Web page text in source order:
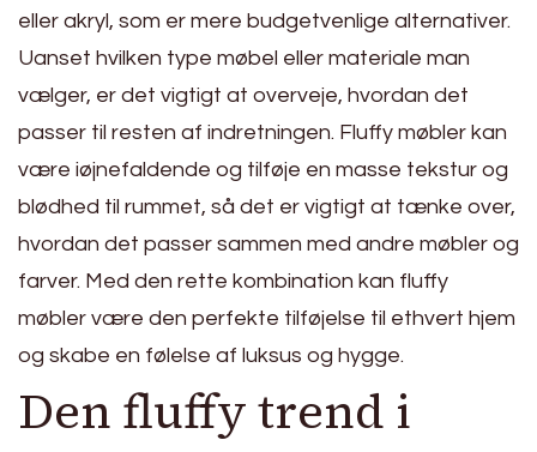
eller akryl, som er mere budgetvenlige alternativer.
Uanset hvilken type møbel eller materiale man
vælger, er det vigtigt at overveje, hvordan det
passer til resten af indretningen. Fluffy møbler kan
være iøjnefaldende og tilføje en masse tekstur og
blødhed til rummet, så det er vigtigt at tænke over,
hvordan det passer sammen med andre møbler og
farver. Med den rette kombination kan fluffy
møbler være den perfekte tilføjelse til ethvert hjem
og skabe en følelse af luksus og hygge.
Den fluffy trend i